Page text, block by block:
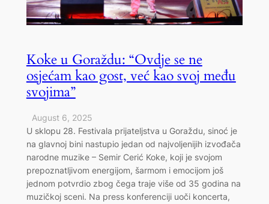
Koke u Goraždu: “Ovdje se ne
osjećam kao gost, već kao svoj među
svojima”
August 6, 2025
U sklopu 28. Festivala prijateljstva u Goraždu, sinoć je
na glavnoj bini nastupio jedan od najvoljenijih izvođača
narodne muzike – Semir Cerić Koke, koji je svojom
prepoznatljivom energijom, šarmom i emocijom još
jednom potvrdio zbog čega traje više od 35 godina na
muzičkoj sceni. Na press konferenciji uoči koncerta,